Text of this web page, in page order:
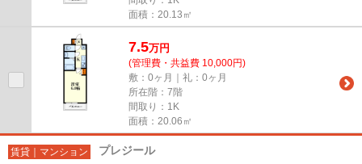
面積：20.13㎡
7.5万円
(管理費・共益費 10,000円)
敷：0ヶ月｜礼：0ヶ月
所在階：7階
間取り：1K
面積：20.06㎡
賃貸｜マンション プレジール